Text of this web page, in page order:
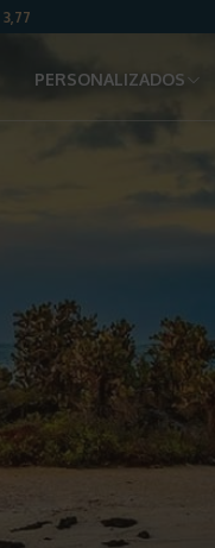
3,77
PERSONALIZADOS